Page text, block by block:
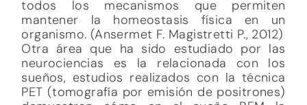
todos los mecanismos que permiten
mantener la homeostasis física en un
organismo. (Ansermet F. Magistretti P., 2012)
Otra área que ha sido estudiado por las
neurociencias es la relacionada con los
sueños, estudios realizados con la técnica
PET (tomografía por emisión de positrones)